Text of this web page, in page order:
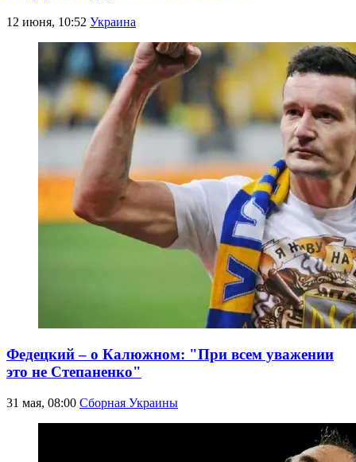
12 июня, 10:52 Украина
Федецкий – о Калюжном: "При всем уважении
это не Степаненко"
31 мая, 08:00 Сборная Украины